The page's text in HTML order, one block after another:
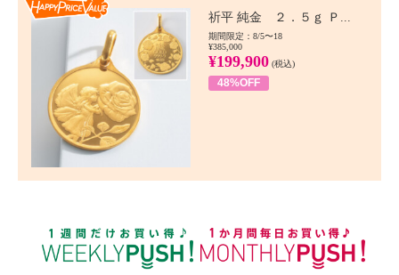
祈平 純金 ２．５ｇ Ｐ...
期間限定：8/5〜18
¥385,000
¥199,900 (税込)
48%OFF